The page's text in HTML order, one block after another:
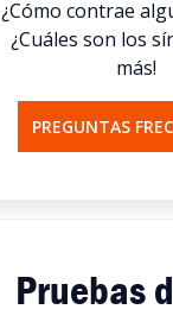
¿Cómo contrae
¿Cuáles son los
más!
PREGUNTAS
Pruebas